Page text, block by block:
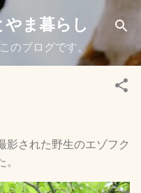
テンツに移動
ま暮らし
のブログです。
影された野生のエゾフク